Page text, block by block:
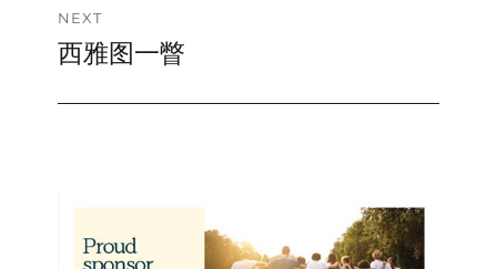
NEXT
Next
西雅图一瞥